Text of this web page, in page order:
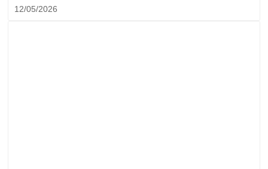
12/05/2026